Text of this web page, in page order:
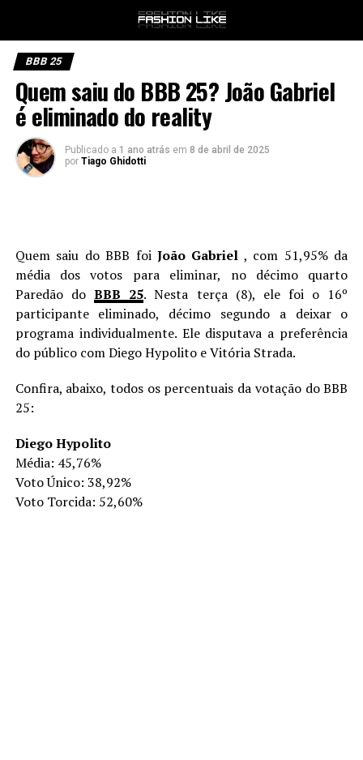
BBB 25
Quem saiu do BBB 25? João Gabriel
é eliminado do reality
Publicado a 1 ano atrás em 8 de abril de 2025
por Tiago Ghidotti
Quem saiu do BBB foi João Gabriel , com 51,95% da
média dos votos para eliminar, no décimo quarto
Paredão do BBB 25. Nesta terça (8), ele foi o 16º
participante eliminado, décimo segundo a deixar o
programa individualmente. Ele disputava a preferência
do público com Diego Hypolito e Vitória Strada.
Confira, abaixo, todos os percentuais da votação do BBB
25:
Diego Hypolito
Média: 45,76%
Voto Único: 38,92%
Voto Torcida: 52,60%